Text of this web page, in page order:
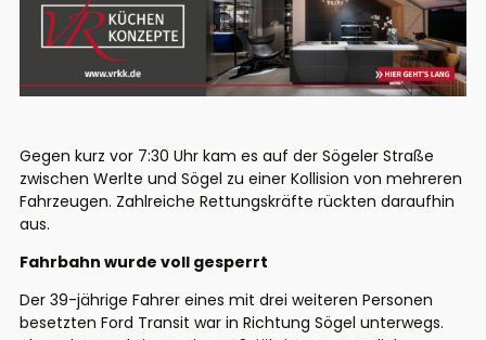
Gegen kurz vor 7:30 Uhr kam es auf der Sögeler Straße
zwischen Werlte und Sögel zu einer Kollision von mehreren
Fahrzeugen. Zahlreiche Rettungskräfte rückten daraufhin
aus.
Fahrbahn wurde voll gesperrt
Der 39-jährige Fahrer eines mit drei weiteren Personen
besetzten Ford Transit war in Richtung Sögel unterwegs.